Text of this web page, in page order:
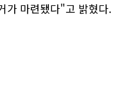
마련됐다"고 밝혔다.